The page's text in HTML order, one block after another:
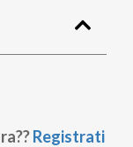
Registrati